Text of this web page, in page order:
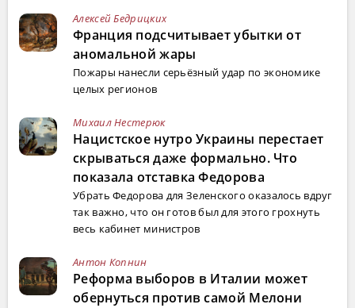
Алексей Бедрицких
Франция подсчитывает убытки от
аномальной жары
Пожары нанесли серьёзный удар по экономике
целых регионов
Михаил Нестерюк
Нацистское нутро Украины перестает
скрываться даже формально. Что
показала отставка Федорова
Убрать Федорова для Зеленского оказалось вдруг
так важно, что он готов был для этого грохнуть
весь кабинет министров
Антон Копнин
Реформа выборов в Италии может
обернуться против самой Мелони